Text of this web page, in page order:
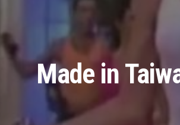
Made in